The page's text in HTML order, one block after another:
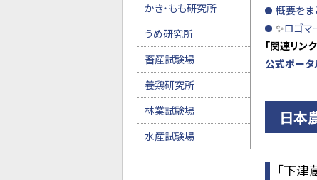
概要をま
✨ロゴマ
「関連リン
公式ポータ
日本
「下津
かき・もも研究所
うめ研究所
畜産試験場
養鶏研究所
林業試験場
水産試験場